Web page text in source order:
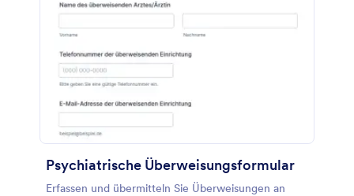
Psychiatrische Überweisungsformular
Erfassen und übermitteln Sie Überweisungen an